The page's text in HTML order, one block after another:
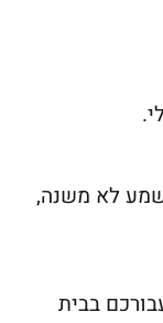
לא משנה,
בבית